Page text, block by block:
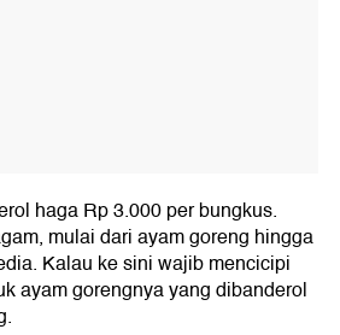
haga Rp 3.000 per bungkus.
mulai dari ayam goreng hingga
Kalau ke sini wajib mencicipi
ayam gorengnya yang dibanderol